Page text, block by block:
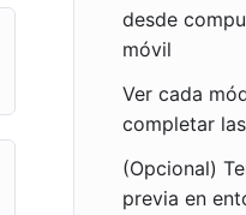
desde
móvil
Ver cada
completar
(Opcional)
previa en